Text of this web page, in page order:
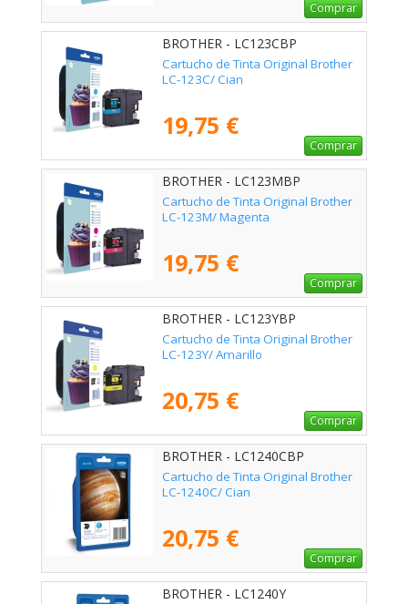
Comprar
BROTHER - LC123CBP
Cartucho de Tinta Original Brother
LC-123C/ Cian
19,75 €
Comprar
BROTHER - LC123MBP
Cartucho de Tinta Original Brother
LC-123M/ Magenta
19,75 €
Comprar
BROTHER - LC123YBP
Cartucho de Tinta Original Brother
LC-123Y/ Amarillo
20,75 €
Comprar
BROTHER - LC1240CBP
Cartucho de Tinta Original Brother
LC-1240C/ Cian
20,75 €
Comprar
BROTHER - LC1240Y